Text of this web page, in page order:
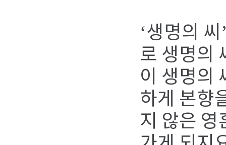
‘생명의
로 생명의
이 생명의
하게 본향
지 않은 영